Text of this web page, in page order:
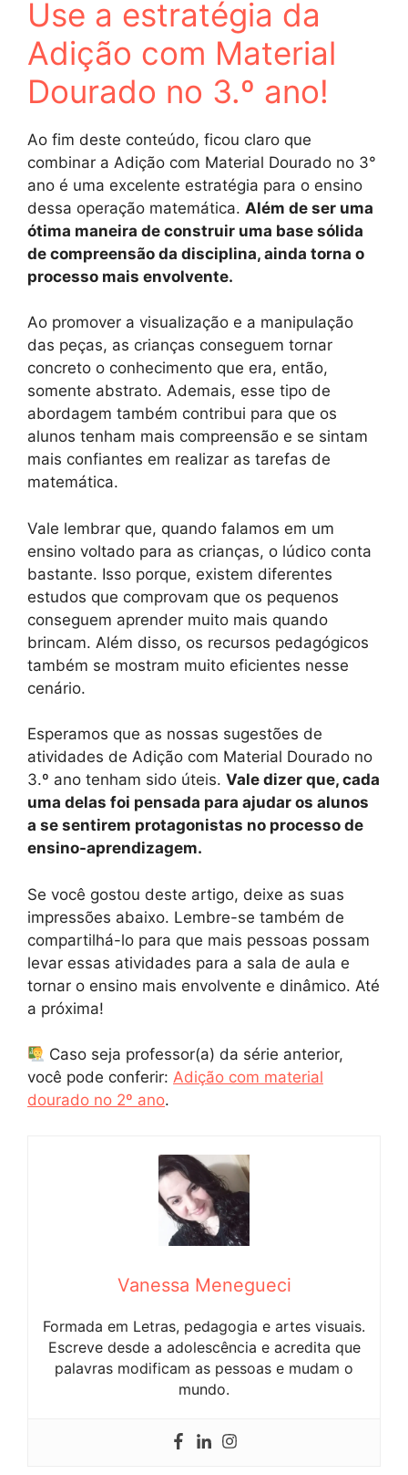
Use a estratégia da
Adição com Material
Dourado no 3.º ano!
Ao fim deste conteúdo, ficou claro que
combinar a Adição com Material Dourado no 3°
ano é uma excelente estratégia para o ensino
dessa operação matemática. Além de ser uma
ótima maneira de construir uma base sólida
de compreensão da disciplina, ainda torna o
processo mais envolvente.
Ao promover a visualização e a manipulação
das peças, as crianças conseguem tornar
concreto o conhecimento que era, então,
somente abstrato. Ademais, esse tipo de
abordagem também contribui para que os
alunos tenham mais compreensão e se sintam
mais confiantes em realizar as tarefas de
matemática.
Vale lembrar que, quando falamos em um
ensino voltado para as crianças, o lúdico conta
bastante. Isso porque, existem diferentes
estudos que comprovam que os pequenos
conseguem aprender muito mais quando
brincam. Além disso, os recursos pedagógicos
também se mostram muito eficientes nesse
cenário.
Esperamos que as nossas sugestões de
atividades de Adição com Material Dourado no
3.º ano tenham sido úteis. Vale dizer que, cada
uma delas foi pensada para ajudar os alunos
a se sentirem protagonistas no processo de
ensino-aprendizagem.
Se você gostou deste artigo, deixe as suas
impressões abaixo. Lembre-se também de
compartilhá-lo para que mais pessoas possam
levar essas atividades para a sala de aula e
tornar o ensino mais envolvente e dinâmico. Até
a próxima!
Caso seja professor(a) da série anterior,
você pode conferir: Adição com material
dourado no 2º ano.
Vanessa Menegueci
Formada em Letras, pedagogia e artes visuais.
Escreve desde a adolescência e acredita que
palavras modificam as pessoas e mudam o
mundo.